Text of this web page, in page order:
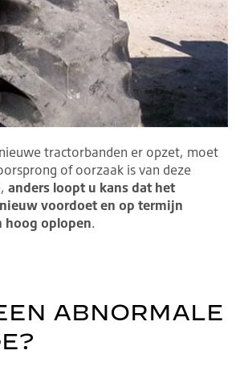
tractorbanden er opzet, moet
of oorzaak is van deze
anders loopt u kans dat het
voordoet en op termijn
hoog oplopen.
ABNORMALE